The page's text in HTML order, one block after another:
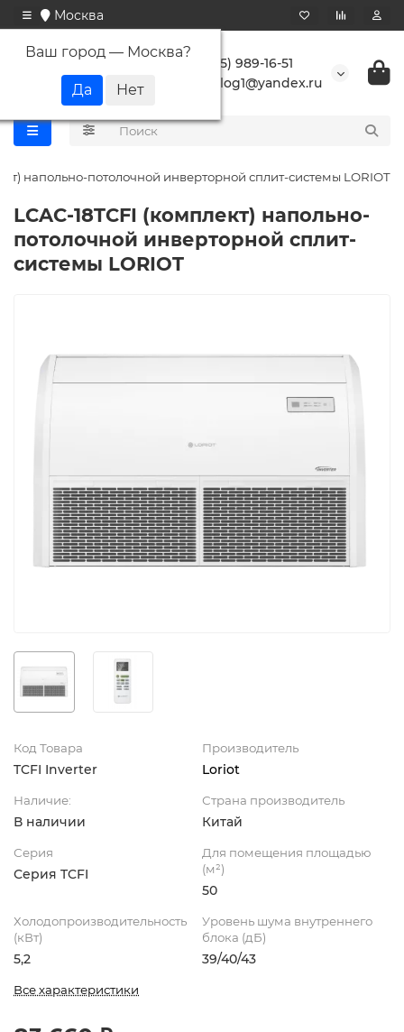
Москва
Ваш город — Москва?
+7 (495) 989-16-51
buranlog1@yandex.ru
напольно-потолочной инверторной сплит-системы LORIOT
LCAC-18TCFI (комплект) напольно-
потолочной инверторной сплит-
системы LORIOT
Код Товара
TCFI Inverter
Производитель
Loriot
Наличие:
В наличии
Страна производитель
Китай
Серия
Серия TCFI
Для помещения площадью
(м²)
50
Холодопроизводительность
(кВт)
5,2
Уровень шума внутреннего
блока (дБ)
39/40/43
Все характеристики